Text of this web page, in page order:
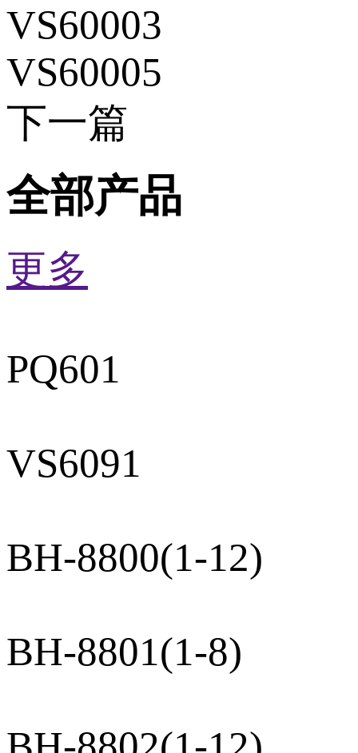
VS60003
VS60005
下一篇
全部产品
更多
PQ601
VS6091
BH-8800(1-12)
BH-8801(1-8)